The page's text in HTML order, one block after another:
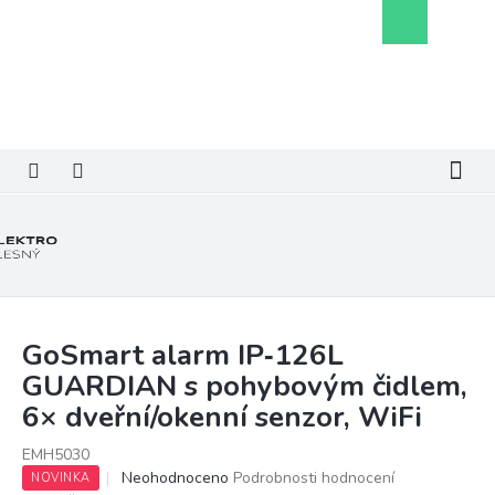
košík
GoSmart alarm IP‑126L
GUARDIAN s pohybovým čidlem,
6× dveřní/okenní senzor, WiFi
EMH5030
NOVINKA
Průměrné
Neohodnoceno Podrobnosti hodnocení